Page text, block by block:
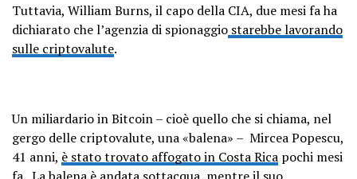
Tuttavia, William Burns, il capo della CIA, due mesi fa ha
dichiarato che l’agenzia di spionaggio starebbe lavorando
sulle criptovalute.
Un miliardario in Bitcoin – cioè quello che si chiama, nel
gergo delle criptovalute, una «balena» – Mircea Popescu,
41 anni, è stato trovato affogato in Costa Rica pochi mesi